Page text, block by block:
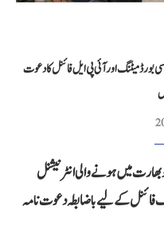
بورڈ میٹنگ اور آئی پی ایل فائنل کا دعوت
میں ہونے والی انٹرنیشنل
فائنل کے لیے باضابطہ دعوت نامہ